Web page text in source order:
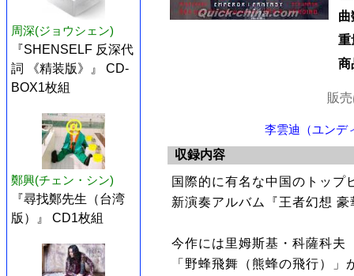
周深(ジョウシェン)
『SHENSELF 反深代
詞 《精装版》』 CD-
BOX1枚組
鄭興(チェン・シン)
『尋找鄭先生（台湾
版）』 CD1枚組
曲
重
商
販
李雲迪（ユンデ
収録内容
国際的に有名な中国のトッ
新演奏アルバム『王者幻想
今作には里姆斯基・科薩科夫
「野蜂飛舞（熊蜂の飛行）」